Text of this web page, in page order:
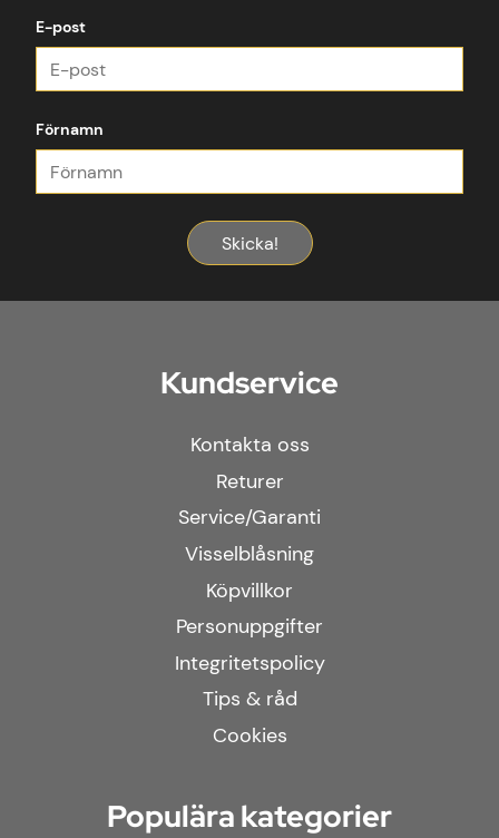
E-post
Förnamn
Skicka!
Kundservice
Kontakta oss
Returer
Service/Garanti
Visselblåsning
Köpvillkor
Personuppgifter
Integritetspolicy
Tips & råd
Cookies
Populära kategorier